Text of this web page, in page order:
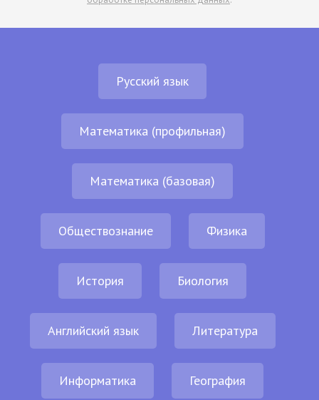
Русский язык
Математика (профильная)
Математика (базовая)
Обществознание Физика
История Биология
Английский язык Литература
Информатика География